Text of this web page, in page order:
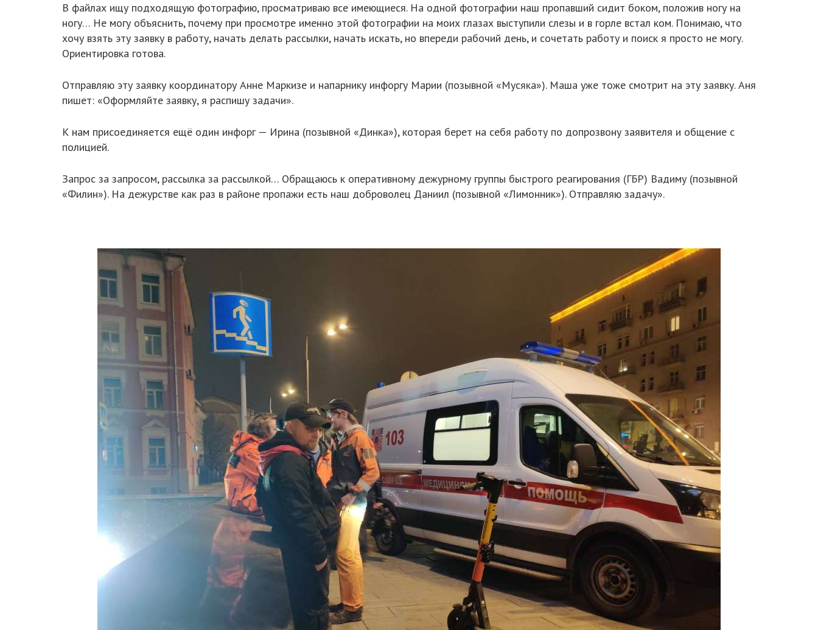
В файлах ищу подходящую фотографию, просматриваю все имеющиеся. На одной фотографии наш пропавший сидит боком, положив ногу на
ногу… Не могу объяснить, почему при просмотре именно этой фотографии на моих глазах выступили слезы и в горле встал ком. Понимаю, что
хочу взять эту заявку в работу, начать делать рассылки, начать искать, но впереди рабочий день, и сочетать работу и поиск я просто не могу.
Ориентировка готова.
Отправляю эту заявку координатору Анне Маркизе и напарнику инфоргу Марии (позывной «Мусяка»). Маша уже тоже смотрит на эту заявку. Аня
пишет: «Оформляйте заявку, я распишу задачи».
К нам присоединяется ещё один инфорг — Ирина (позывной «Динка»), которая берет на себя работу по допрозвону заявителя и общение с
полицией.
Запрос за запросом, рассылка за рассылкой… Обращаюсь к оперативному дежурному группы быстрого реагирования (ГБР) Вадиму (позывной
«Филин»). На дежурстве как раз в районе пропажи есть наш доброволец Даниил (позывной «Лимонник»). Отправляю задачу».